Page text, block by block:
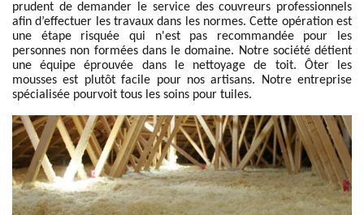
prudent de demander le service des couvreurs professionnels
afin d’effectuer les travaux dans les normes. Cette opération est
une étape risquée qui n'est pas recommandée pour les
personnes non formées dans le domaine. Notre société détient
une équipe éprouvée dans le nettoyage de toit. Ôter les
mousses est plutôt facile pour nos artisans. Notre entreprise
spécialisée pourvoit tous les soins pour tuiles.